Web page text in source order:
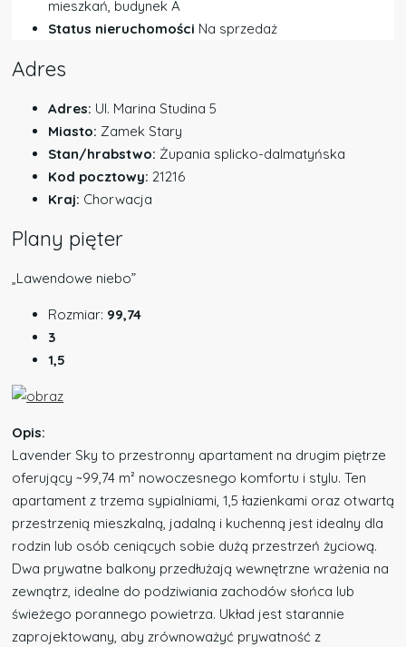
mieszkań, budynek A
Status nieruchomości Na sprzedaż
Adres
Adres: Ul. Marina Studina 5
Miasto: Zamek Stary
Stan/hrabstwo: Żupania splicko-dalmatyńska
Kod pocztowy: 21216
Kraj: Chorwacja
Plany pięter
„Lawendowe niebo”
Rozmiar: 99,74
3
1,5
Opis:
Lavender Sky to przestronny apartament na drugim piętrze
oferujący ~99,74 m² nowoczesnego komfortu i stylu. Ten
apartament z trzema sypialniami, 1,5 łazienkami oraz otwartą
przestrzenią mieszkalną, jadalną i kuchenną jest idealny dla
rodzin lub osób ceniących sobie dużą przestrzeń życiową.
Dwa prywatne balkony przedłużają wewnętrzne wrażenia na
zewnątrz, idealne do podziwiania zachodów słońca lub
świeżego porannego powietrza. Układ jest starannie
zaprojektowany, aby zrównoważyć prywatność z